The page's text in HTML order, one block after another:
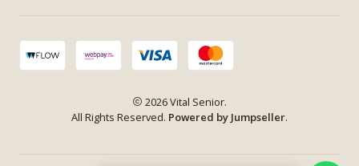
2026 Vital Senior.
All Rights Reserved. Powered by Jumpseller.